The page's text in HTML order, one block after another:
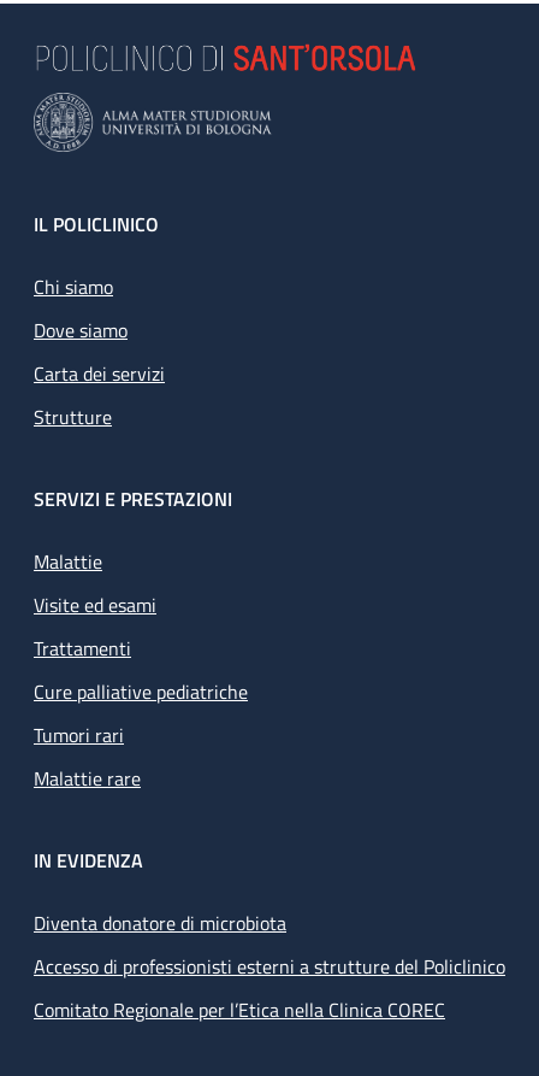
Footer
IL POLICLINICO
Chi siamo
Dove siamo
Carta dei servizi
Strutture
SERVIZI E PRESTAZIONI
Malattie
Visite ed esami
Trattamenti
Cure palliative pediatriche
Tumori rari
Malattie rare
IN EVIDENZA
Diventa donatore di microbiota
Accesso di professionisti esterni a strutture del Policlinico
Comitato Regionale per l’Etica nella Clinica COREC